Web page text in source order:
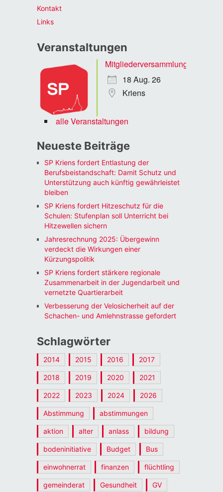
Kontakt
Links
Veranstaltungen
Mitgliederversammlung
18 Aug. 26
Kriens
alle Veranstaltungen
Neueste Beiträge
SP Kriens fordert Entlastung der
Berufsbeistandschaft: Damit Schutz und
Unterstützung auch künftig gewährleistet
bleiben
SP Kriens fordert Hitzeschutz für die
Schulen: Stufenplan soll Unterricht bei
Hitzewellen sichern
Jahresrechnung 2025: Übergewinn
verdeckt die Wirkungen einer
Kürzungspolitik
SP Kriens fordert stärkere regionale
Zusammenarbeit in der Jugendarbeit und
vernetzte Quartierarbeit
Verbesserung der Velosicherheit auf der
Schachen- und Amlehnstrasse gefordert
Schlagwörter
2014 2015 2016 2017
2018 2019 2020 2021
2022 2023 2024 2026
Abstimmung abstimmungen
aktion alter anlass bildung
bodeninitiative Budget Bus
einwohnerrat finanzen flüchtling
gemeinderat Gesundheit GV